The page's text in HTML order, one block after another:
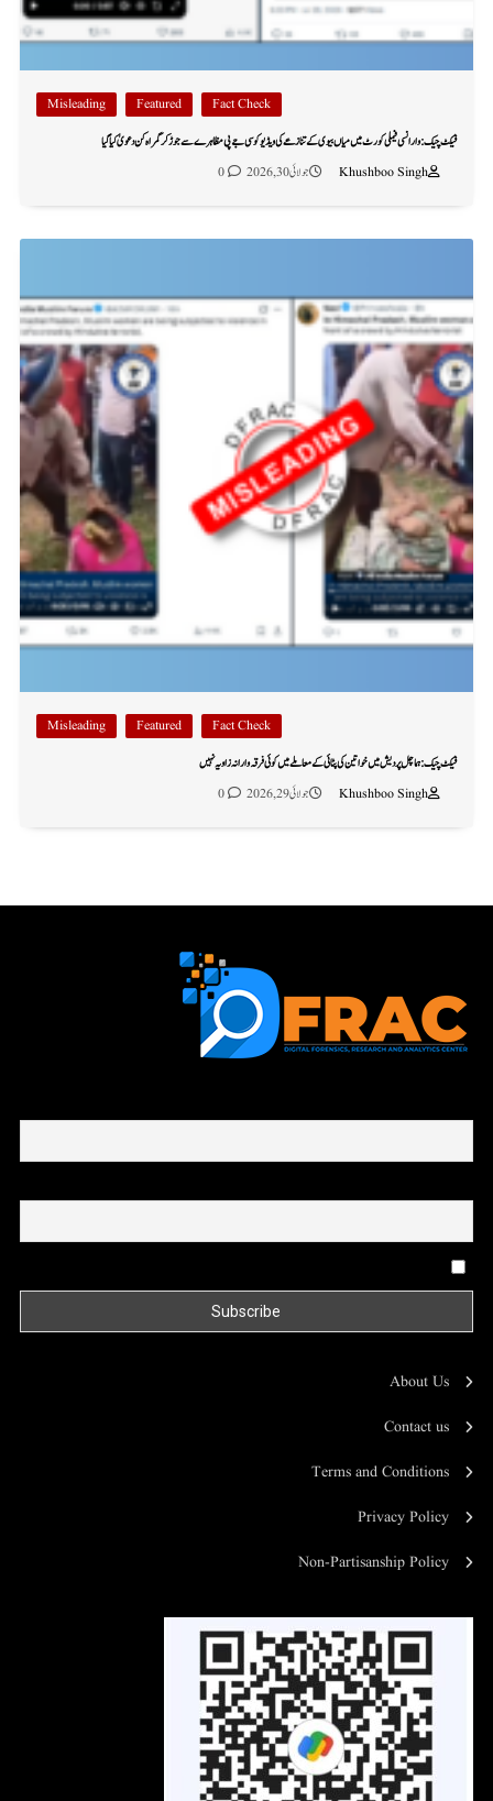
Fact Check
Featured
Misleading
فیکٹ چیک: وارانسی فیملی کورٹ میں میاں بیوی کے تنازعے کی ویڈیو کو سی جے پی مظاہرے سے جوڑ کر گمراہ کن دعویٰ کیا گیا
Khushboo Singh
جولائی 30, 2026 0
Fact Check
Featured
Misleading
فیکٹ چیک: ہماچل پردیش میں خواتین کی پٹائی کے معاملے میں کوئی فرقہ وارانہ زاویہ نہیں
Khushboo Singh
جولائی 29, 2026 0
About Us
Contact us
Terms and Conditions
Privacy Policy
Non-Partisanship Policy